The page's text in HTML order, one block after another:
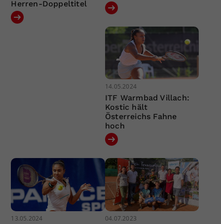
Herren-Doppeltitel
14.05.2024
ITF Warmbad Villach:
Kostic hält
Österreichs Fahne
hoch
13.05.2024 04.07.2023